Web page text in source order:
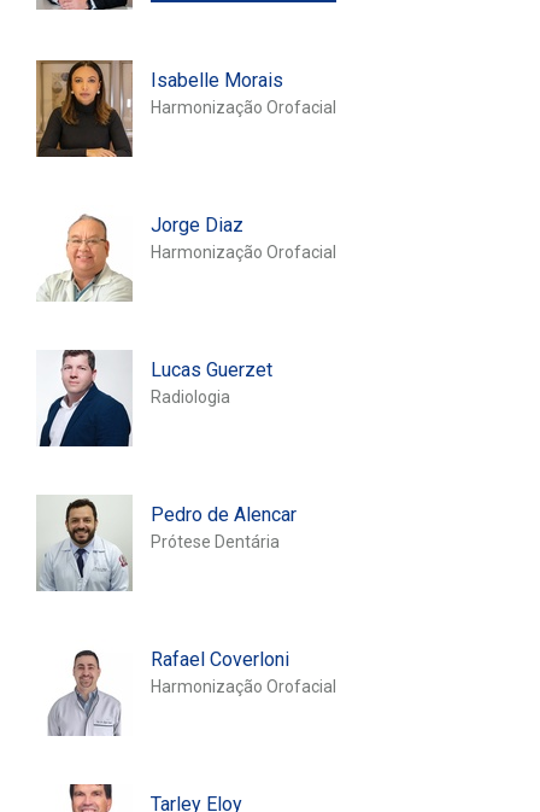
Isabelle Morais
Harmonização Orofacial
Jorge Diaz
Harmonização Orofacial
Lucas Guerzet
Radiologia
Pedro de Alencar
Prótese Dentária
Rafael Coverloni
Harmonização Orofacial
Tarley Eloy